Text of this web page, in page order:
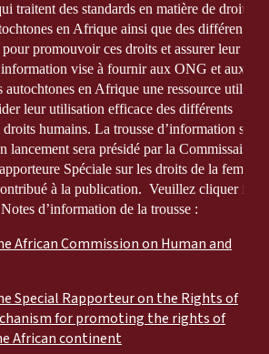
traitent des standards en matière de droits
en Afrique ainsi que des différents
promouvoir ces droits et assurer leur
vise à fournir aux ONG et aux
en Afrique une ressource utile
leur utilisation efficace des différents
humains. La trousse d’information sera
lancement sera présidé par la Commissaire
Spéciale sur les droits de la femme
à la publication. Veuillez cliquer ici
d’information de la trousse :
African Commission on Human and
Special Rapporteur on the Rights of
for promoting the rights of
African continent